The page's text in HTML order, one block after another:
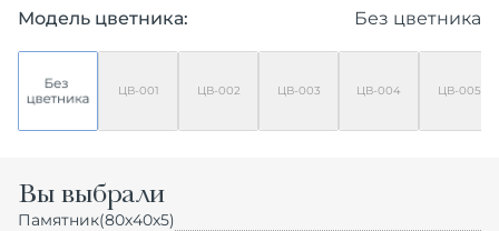
Модель цветника: Без цветника
ЦВ-001 ЦВ-002 ЦВ-003 ЦВ-004 ЦВ-005
Вы выбрали
Памятник(80х40х5)